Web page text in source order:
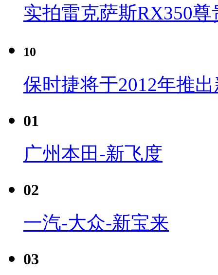
实拍雷克萨斯RX350尊
10
保时捷将于2012年推
01
广州本田-新飞度
02
一汽-大众-新宝来
03